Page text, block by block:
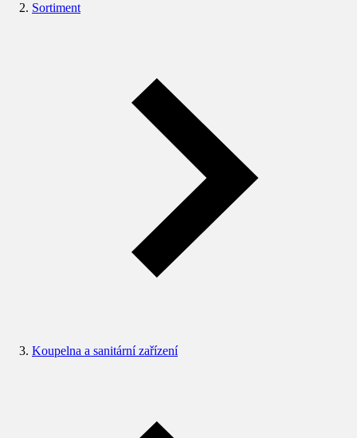
Sortiment
Koupelna a sanitární zařízení